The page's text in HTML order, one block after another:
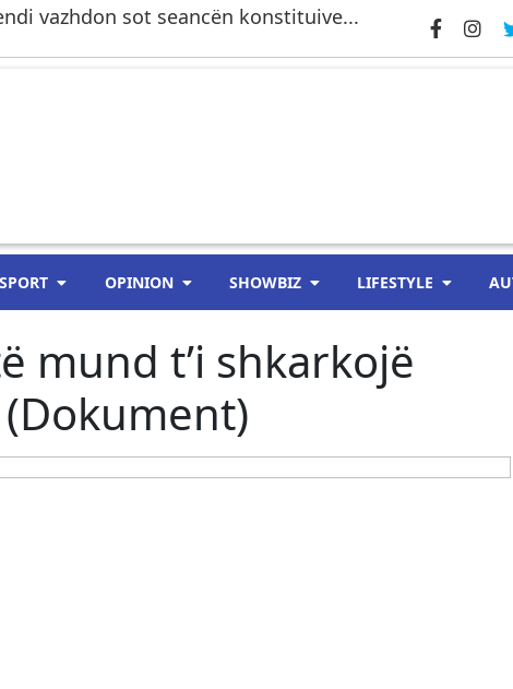
vazhdon sot seancën konstituive...
SPORT OPINION SHOWBIZ LIFESTYLE
mund t’i shkarkojë